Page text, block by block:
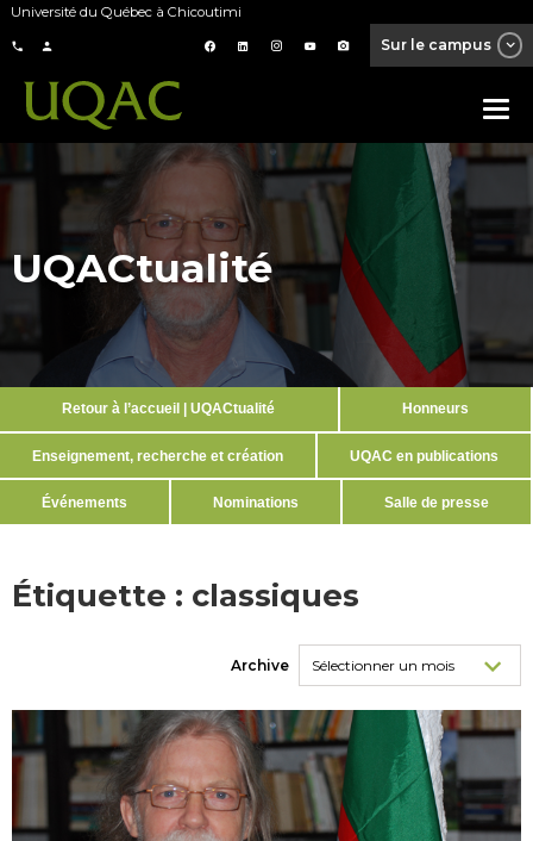
Université du Québec à Chicoutimi
Sur le campus
UQACtualité
Retour à l’accueil | UQACtualité Honneurs
Enseignement, recherche et création UQAC en publications
Événements Nominations Salle de presse
Étiquette : classiques
Archive